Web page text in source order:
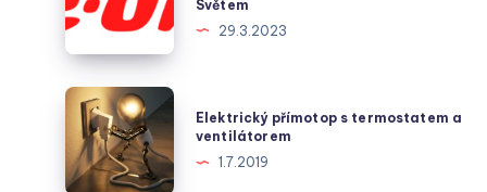
dodávce
plynu
v
české
metropoli
Linka
Váš
Spolehlivý
Průvodce
Energetickým
Světem
Světem
29.3.2023
Elektrický
přímotop
termostatem
Elektrický přímotop s termostatem a
ventilátorem
1.7.2019